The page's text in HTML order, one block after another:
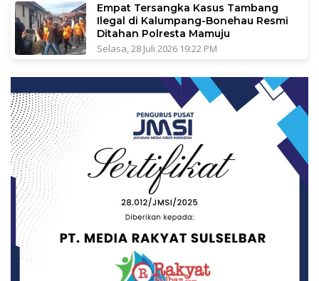
Empat Tersangka Kasus Tambang
Ilegal di Kalumpang-Bonehau Resmi
Ditahan Polresta Mamuju
Selasa, 28 Juli 2026 19:22 PM